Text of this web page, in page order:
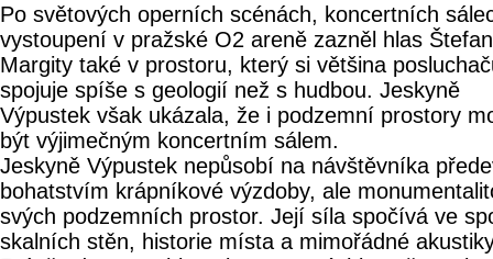
Po světových operních scénách, koncertních
vystoupení v pražské O2 areně zazněl hlas
Margity také v prostoru, který si většina
spojuje spíše s geologií než s hudbou. Jeskyně
Výpustek však ukázala, že i podzemní prostory
být výjimečným koncertním sálem.
Jeskyně Výpustek nepůsobí na návštěvníka
bohatstvím krápníkové výzdoby, ale
svých podzemních prostor. Její síla spočívá ve
skalních stěn, historie místa a mimořádné